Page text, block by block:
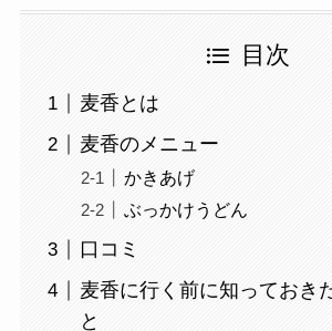
目次
麦香とは
麦香のメニュー
かきあげ
ぶっかけうどん
口コミ
麦香に行く前に知っておき
と